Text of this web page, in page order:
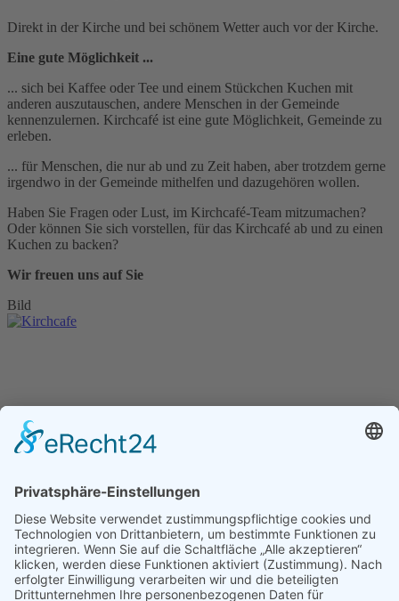
Direkt in der Kirche und bei schönem Wetter auch vor der Kirche.
Eine gute Möglichkeit ...
... sich bei Kaffee oder Tee und einem Stückchen Kuchen mit
anderen auszutauschen, andere Menschen in der Gemeinde
kennenzulernen. Kirchcafé ist eine gute Möglichkeit, Gemeinde zu
erleben.
... für Menschen, die nur ab und zu Zeit haben, aber trotzdem gerne
irgendwo in der Gemeinde mithelfen und dazugehören wollen.
Haben Sie Fragen oder Lust, im Kirchcafé-Team mitzumachen?
Oder können Sie sich vorstellen, für das Kirchcafé ab und zu einen
Kuchen zu backen?
Wir freuen uns auf Sie
Bild
Kirchcafé
Ansprechpartnerin:
a_d_herrmann@web.de
oder über das Pfarramt
07243-12275
johannespfarrei@t-online.de